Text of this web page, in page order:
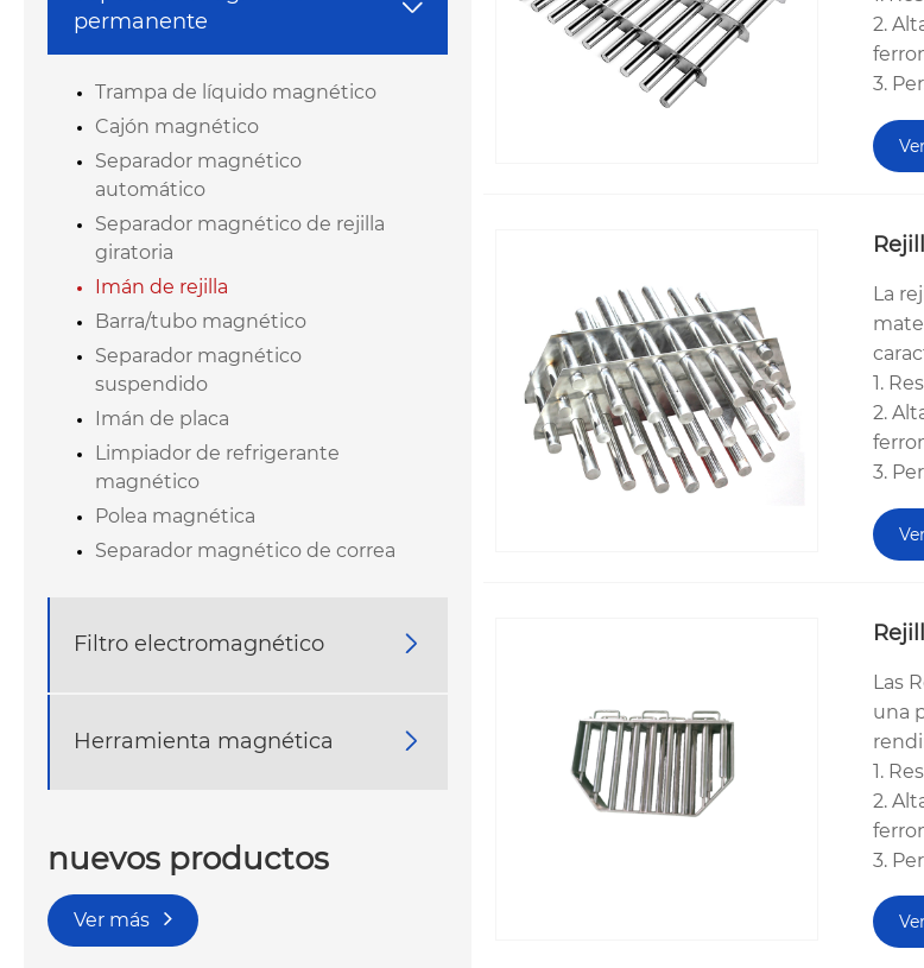
permanente

Trampa de líquido magnético
Cajón magnético
Separador magnético
automático
Separador magnético de rejilla
giratoria
Imán de rejilla
Barra/tubo magnético
Separador magnético
suspendido
Imán de placa
Limpiador de refrigerante
magnético
Polea magnética
Separador magnético de correa
Filtro electromagnético 
Herramienta magnética 
nuevos productos
Ver más
2.
3.
La
1.
2.
3.
Las
una
1.
2.
3.